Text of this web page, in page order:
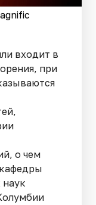
входит в
при
о чем